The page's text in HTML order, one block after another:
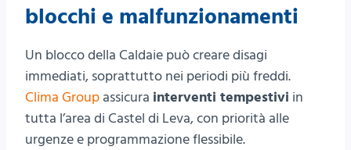
blocchi e malfunzionamenti
Un blocco della Caldaie può creare disagi
immediati, soprattutto nei periodi più freddi.
Clima Group assicura interventi tempestivi in
tutta l’area di Castel di Leva, con priorità alle
urgenze e programmazione flessibile.